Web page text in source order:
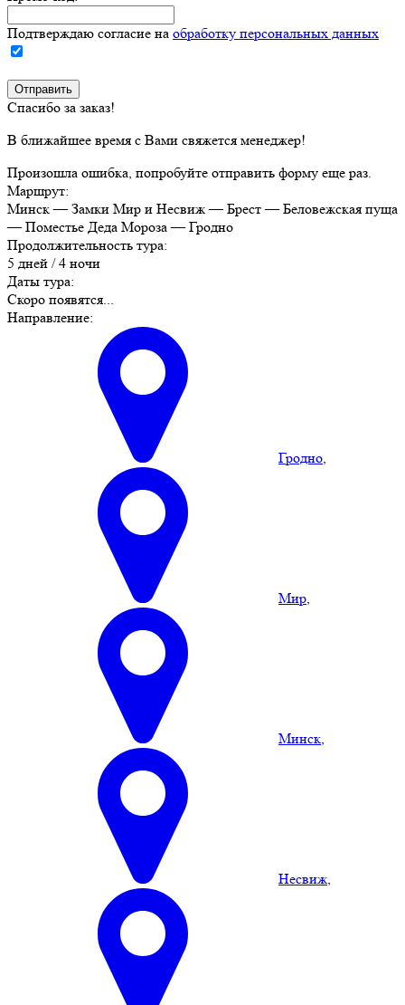
Подтверждаю согласие на обработку персональных данных
Спасибо за заказ!
В ближайшее время с Вами свяжется менеджер!
Произошла ошибка, попробуйте отправить форму еще раз.
Маршрут:
Минск — Замки Мир и Не­свиж — Брест — Бе­ло­веж­ская пу­ща
— По­ме­стье Де­да Мо­ро­за — Грод­но
Продолжительность тура:
5 дней / 4 ночи
Даты тура:
Скоро появятся...
Направление:
Гродно,
Мир,
Минск,
Несвиж,